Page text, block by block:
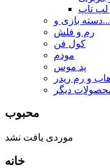
لپ تاپ
دسته بازی و...
رم و فلش
کول فن
مودم
پد موس
و رم ریدر
دیگر
محبوب
موردی یافت نشد
خانه